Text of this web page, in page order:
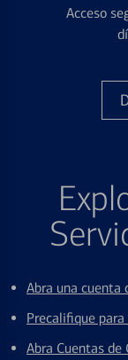
Acceso
Abra una cuenta
Precalifique
Abra Cuentas de